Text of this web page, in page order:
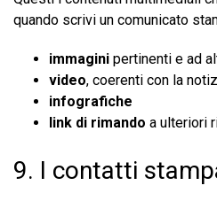
quando scrivi un comunicato
immagini pertinenti e ad
video, coerenti con la
infografiche
link di rimando a ulteriori
9. I contatti